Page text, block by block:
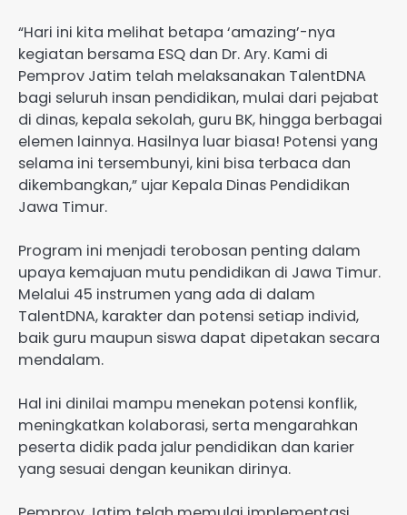
“Hari ini kita melihat betapa ‘amazing’-nya
kegiatan bersama ESQ dan Dr. Ary. Kami di
Pemprov Jatim telah melaksanakan TalentDNA
bagi seluruh insan pendidikan, mulai dari pejabat
di dinas, kepala sekolah, guru BK, hingga berbagai
elemen lainnya. Hasilnya luar biasa! Potensi yang
selama ini tersembunyi, kini bisa terbaca dan
dikembangkan,” ujar Kepala Dinas Pendidikan
Jawa Timur.
Program ini menjadi terobosan penting dalam
upaya kemajuan mutu pendidikan di Jawa Timur.
Melalui 45 instrumen yang ada di dalam
TalentDNA, karakter dan potensi setiap individ,
baik guru maupun siswa dapat dipetakan secara
mendalam.
Hal ini dinilai mampu menekan potensi konflik,
meningkatkan kolaborasi, serta mengarahkan
peserta didik pada jalur pendidikan dan karier
yang sesuai dengan keunikan dirinya.